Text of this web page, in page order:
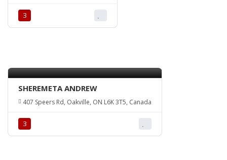
З
SHEREMETA ANDREW
407 Speers Rd, Oakville, ON L6K 3T5, Canada
З